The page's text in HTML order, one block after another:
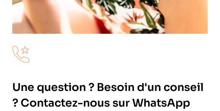
Une question ? Besoin d'un conseil
? Contactez-nous sur WhatsApp